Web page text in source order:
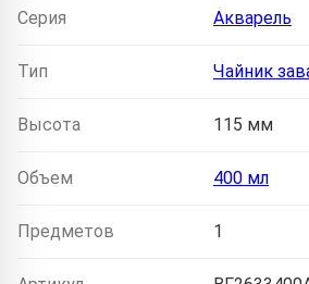
Серия Акварель
Тип Чайник
Высота 115 мм
Объем 400 мл
Предметов 1